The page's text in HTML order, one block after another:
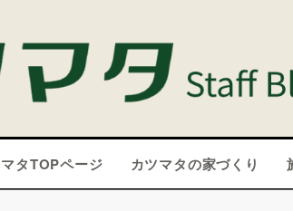
タTOPページ カツマタの家づくり